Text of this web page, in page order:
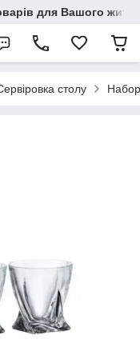
для Вашого
столу